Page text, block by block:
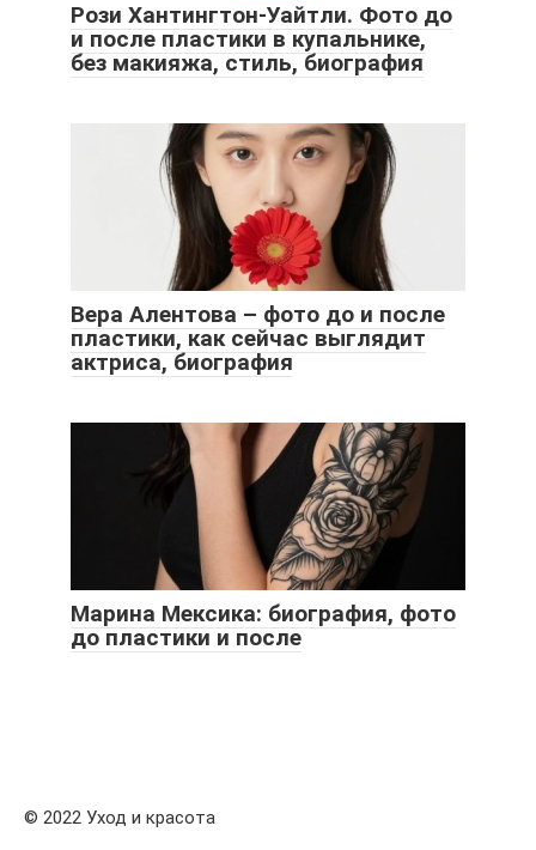
Рози Хантингтон-Уайтли. Фото до
и после пластики в купальнике,
без макияжа, стиль, биография
Вера Алентова – фото до и после
пластики, как сейчас выглядит
актриса, биография
Марина Мексика: биография, фото
до пластики и после
© 2022 Уход и красота